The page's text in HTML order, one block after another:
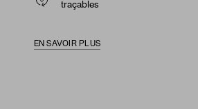
traçables
EN SAVOIR PLUS